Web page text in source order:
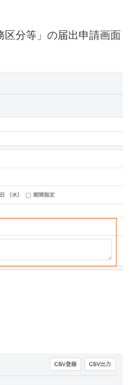
区分等」の届出申請画面